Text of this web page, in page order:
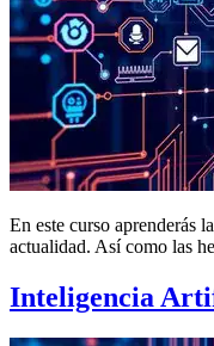
En este curso aprenderás
actualidad. Así como las
Inteligencia